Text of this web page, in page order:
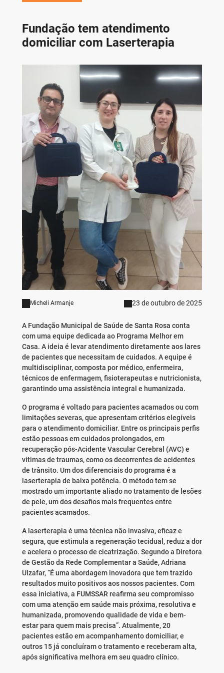
Fundação tem atendimento
domiciliar com Laserterapia
Micheli Armanje 23 de outubro de 2025
A Fundação Municipal de Saúde de Santa Rosa conta
com uma equipe dedicada ao Programa Melhor em
Casa. A ideia é levar atendimento diretamente aos lares
de pacientes que necessitam de cuidados. A equipe é
multidisciplinar, composta por médico, enfermeira,
técnicos de enfermagem, fisioterapeutas e nutricionista,
garantindo uma assistência integral e humanizada.
O programa é voltado para pacientes acamados ou com
limitações severas, que apresentam critérios elegíveis
para o atendimento domiciliar. Entre os principais perfis
estão pessoas em cuidados prolongados, em
recuperação pós-Acidente Vascular Cerebral (AVC) e
vítimas de traumas, como os decorrentes de acidentes
de trânsito. Um dos diferenciais do programa é a
laserterapia de baixa potência. O método tem se
mostrado um importante aliado no tratamento de lesões
de pele, um dos desafios mais frequentes entre
pacientes acamados.
A laserterapia é uma técnica não invasiva, eficaz e
segura, que estimula a regeneração tecidual, reduz a dor
e acelera o processo de cicatrização. Segundo a Diretora
de Gestão da Rede Complementar a Saúde, Adriana
Ulzafar, “É uma abordagem inovadora que tem trazido
resultados muito positivos aos nossos pacientes. Com
essa iniciativa, a FUMSSAR reafirma seu compromisso
com uma atenção em saúde mais próxima, resolutiva e
humanizada, promovendo qualidade de vida e bem-
estar para quem mais precisa”. Atualmente, 20
pacientes estão em acompanhamento domiciliar, e
outros 15 já concluíram o tratamento e receberam alta,
após significativa melhora em seu quadro clínico.